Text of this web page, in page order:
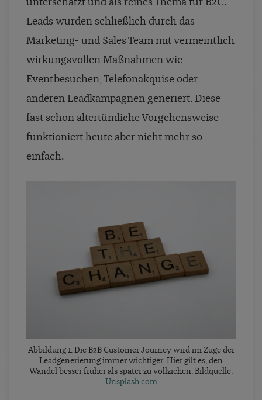
unterschätzt und als reines Thema für B2C.
Leads wurden schließlich durch das
Marketing- und Sales Team mit vermeintlich
wirkungsvollen Maßnahmen wie
Eventbesuchen, Telefonakquise oder
anderen Leadkampagnen generiert. Diese
fast schon altertümliche Vorgehensweise
funktioniert heute aber nicht mehr so
einfach.
Abbildung 1: Die B2B Customer Journey wird im Zuge der
Leadgenerierung immer wichtiger. Hier gilt es, den
Wandel besser früher als später zu vollziehen. Bildquelle:
Unsplash.com